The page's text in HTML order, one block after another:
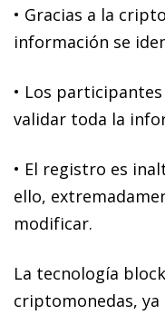
• Gracias a la
información se
• Los
validar toda la
• El registro es
ello,
modificar.
La tecnología
criptomonedas,